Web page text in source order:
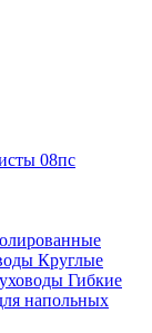
08пс
Круглые
Гибкие
напольных